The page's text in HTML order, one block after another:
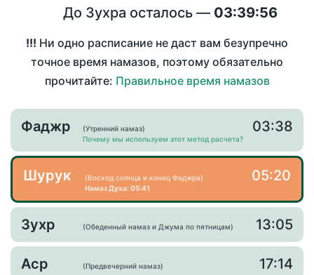
До Зухра осталось — 03:39:56
!!! Ни одно расписание не даст вам безупречно
точное время намазов, поэтому обязательно
прочитайте: Правильное время намазов
Фаджр
(Утренний намаз)
Почему мы используем этот метод расчета?
03:38
Шурук
(Восход солнца и конец Фаджра)
Намаз Духа: 05:41
05:20
Зухр (Обеденный намаз и Джума по пятницам) 13:05
Аср (Предвечерний намаз) 17:14